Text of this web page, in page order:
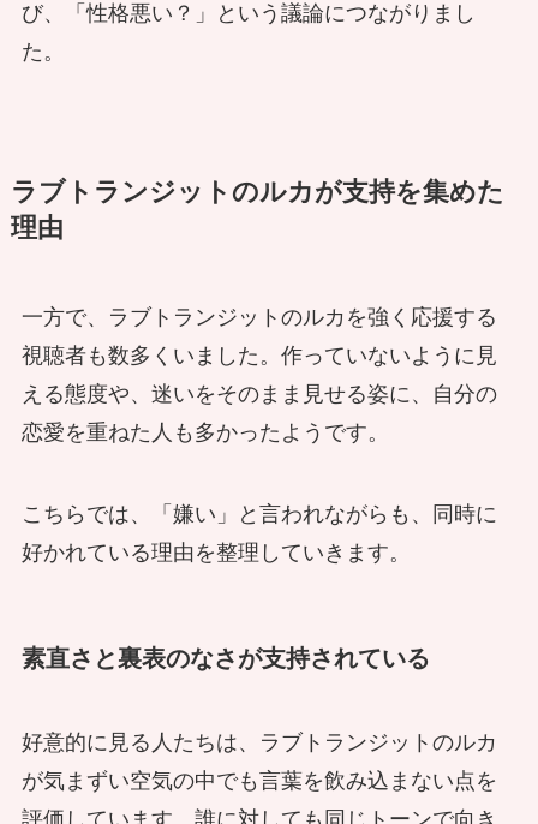
び、「性格悪い？」という議論につながりまし
た。
ラブトランジットのルカが支持を集めた
理由
一方で、ラブトランジットのルカを強く応援する
視聴者も数多くいました。作っていないように見
える態度や、迷いをそのまま見せる姿に、自分の
恋愛を重ねた人も多かったようです。
こちらでは、「嫌い」と言われながらも、同時に
好かれている理由を整理していきます。
素直さと裏表のなさが支持されている
好意的に見る人たちは、ラブトランジットのルカ
が気まずい空気の中でも言葉を飲み込まない点を
評価しています。誰に対しても同じトーンで向き